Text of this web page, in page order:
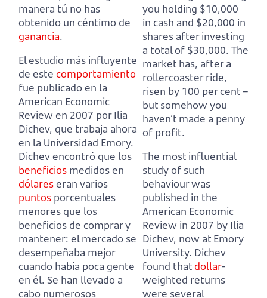
manera tú no has
obtenido un céntimo de
ganancia.
El estudio más influyente
de este comportamiento
fue publicado en la
American Economic
Review en 2007 por Ilia
Dichev, que trabaja ahora
en la Universidad Emory.
Dichev encontró que los
beneficios medidos en
dólareseran varios
puntos porcentuales
menores que los
beneficios de comprar y
mantener: el mercado se
desempeñaba mejor
cuando había poca gente
en él. Se han llevado a
cabo numerosos
you holding $10,000
in cash and $20,000 in
shares after investing
a total of $30,000. The
market has, after a
rollercoaster ride,
risen by 100 per cent –
but somehow you
haven’t made a penny
of profit.
The most influential
study of such
behaviour was
published in the
American Economic
Review in 2007 by Ilia
Dichev, now at Emory
University. Dichev
found that dollar-
weighted returns
were several